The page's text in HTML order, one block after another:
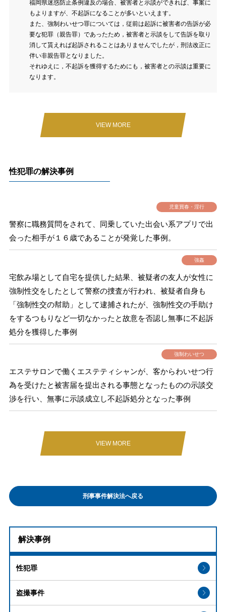
福岡県迷惑防止条例違反の場合、被害者と示談ができれば、事案に
もよりますが、不起訴になることが多いといえます。
また、強制わいせつ罪については，従前は起訴に被害者の告訴が必
要な犯罪（親告罪）であったため，被害者と示談をして告訴を取り
消して貰えれば起訴されることはありませんでしたが，刑法改正に
伴い非親告罪となりました。
それゆえに，不起訴を獲得するためにも，被害者との示談は重要に
なります。
VIEW MORE
性犯罪の解決事例
児童買春・淫行
警察に職務質問をされて、同乗していた出会い系アプリで出
会った相手が１６歳であることが発覚した事例。
強姦
宅飲み場として自宅を提供した結果、被疑者の友人が女性に
強制性交をしたとして警察の捜査が行われ、被疑者自身も
「強制性交の幇助」として逮捕されたが、強制性交の手助け
をするつもりなど一切なかったと故意を否認し無事に不起訴
処分を獲得した事例
強制わいせつ
エステサロンで働くエステティシャンが、客からわいせつ行
為を受けたと被害届を提出される事態となったものの示談交
渉を行い、無事に示談成立し不起訴処分となった事例
VIEW MORE
刑事事件解決法へ戻る
解決事例
性犯罪
盗撮事件